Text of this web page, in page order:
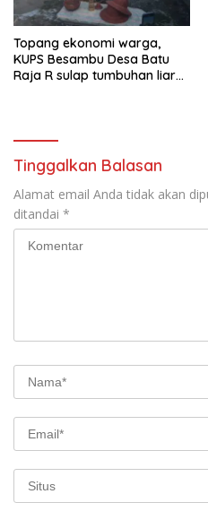
Topang ekonomi warga,
KUPS Besambu Desa Batu
Raja R sulap tumbuhan liar
Tinggalkan Balasan
Alamat email Anda tidak akan
ditandai *